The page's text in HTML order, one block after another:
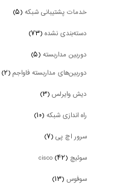
خدمات پشتیبانی شبکه(۵)
دسته‌بندی نشده(۷۳)
دوربین‌ مداربسته(۵)
دوربین‌های مداربسته فاواجم(۲)
دیش وایرلس(۳)
راه اندازی شبکه(۱۰)
سرور اچ پی(۷)
سوئیچ cisco (۴۲)
سوفوس(۱۳)